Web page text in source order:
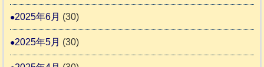
2025年6月 (30)
2025年5月 (30)